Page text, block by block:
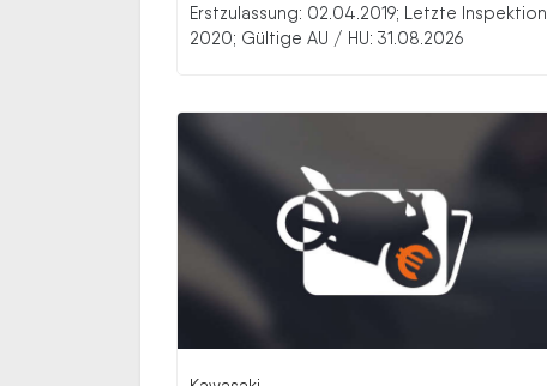
Erstzulassung: 02.04.2019; Letzte
2020; Gültige AU / HU: 31.08.2026